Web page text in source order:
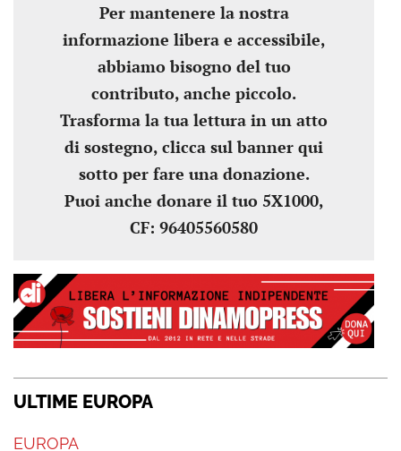
Per mantenere la nostra
informazione libera e accessibile,
abbiamo bisogno del tuo
contributo, anche piccolo.
Trasforma la tua lettura in un atto
di sostegno, clicca sul banner qui
sotto per fare una donazione.
Puoi anche donare il tuo 5X1000,
CF: 96405560580
ULTIME EUROPA
EUROPA